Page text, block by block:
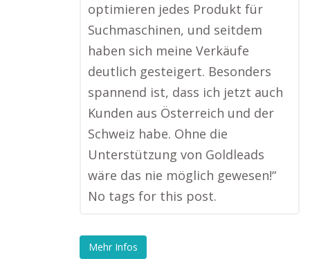
optimieren jedes Produkt für
Suchmaschinen, und seitdem
haben sich meine Verkäufe
deutlich gesteigert. Besonders
spannend ist, dass ich jetzt auch
Kunden aus Österreich und der
Schweiz habe. Ohne die
Unterstützung von Goldleads
wäre das nie möglich gewesen!“
No tags for this post.
Mehr Infos